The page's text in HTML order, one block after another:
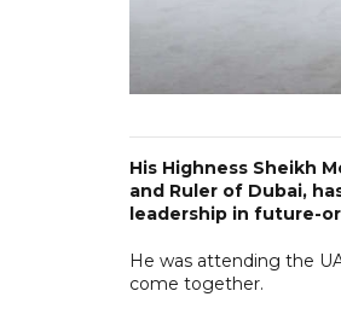
His Highness Sheikh
and Ruler of Dubai,
leadership in future-
He was attending the
come together.